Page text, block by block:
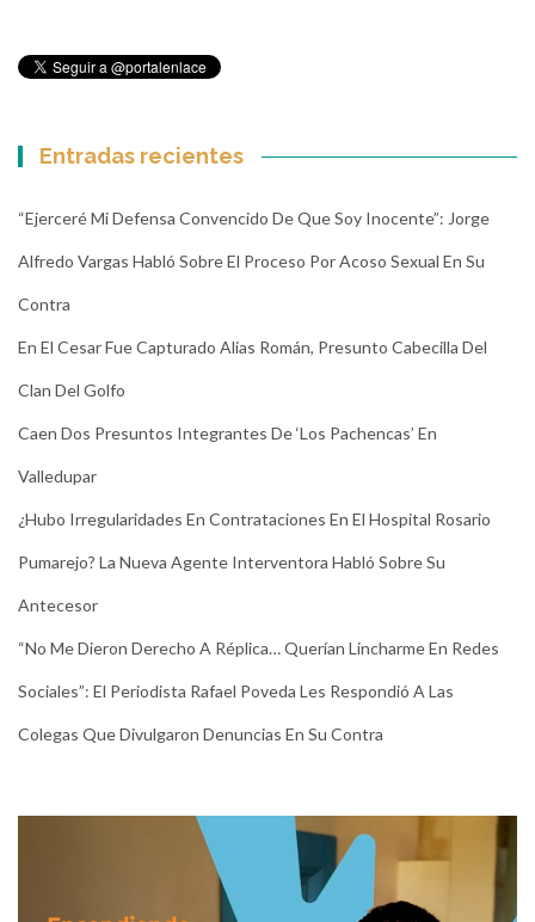
Entradas recientes
“Ejerceré Mi Defensa Convencido De Que Soy Inocente”: Jorge
Alfredo Vargas Habló Sobre El Proceso Por Acoso Sexual En Su
Contra
En El Cesar Fue Capturado Alias Román, Presunto Cabecilla Del
Clan Del Golfo
Caen Dos Presuntos Integrantes De ‘Los Pachencas’ En
Valledupar
¿Hubo Irregularidades En Contrataciones En El Hospital Rosario
Pumarejo? La Nueva Agente Interventora Habló Sobre Su
Antecesor
“No Me Dieron Derecho A Réplica… Querían Lincharme En Redes
Sociales”: El Periodista Rafael Poveda Les Respondió A Las
Colegas Que Divulgaron Denuncias En Su Contra